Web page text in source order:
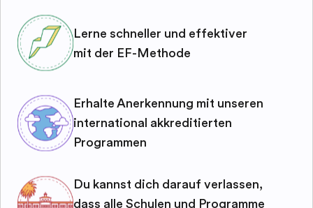
Lerne schneller und effektiver
mit der EF-Methode
Erhalte Anerkennung mit unseren
international akkreditierten
Programmen
Du kannst dich darauf verlassen,
dass alle Schulen und Programme